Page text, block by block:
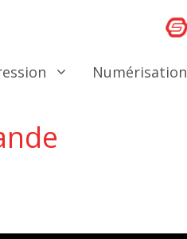
Numérisation